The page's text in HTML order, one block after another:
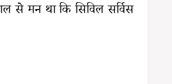
से मन था कि सिविल सर्विस